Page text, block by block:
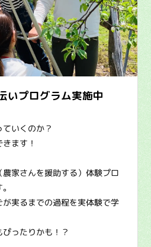
いプログラム実施中
いくのか？
ます！
家さんを援助する）体験プロ
実るまでの過程を実体験で学
ったりかも！？